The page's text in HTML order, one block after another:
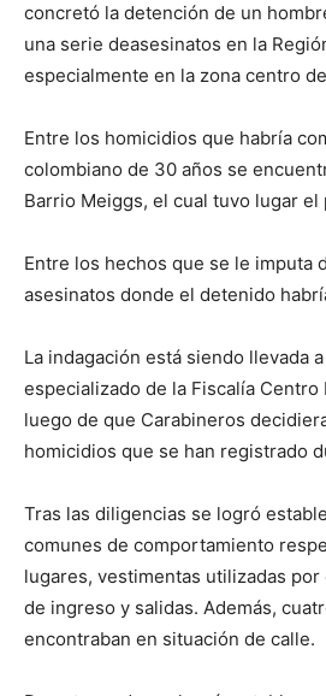
concretó la detención de un
una serie deasesinatos en la
especialmente en la zona centro
Entre los homicidios que habría
colombiano de 30 años se
Barrio Meiggs, el cual tuvo lugar el
Entre los hechos que se le imputa
asesinatos donde el detenido
La indagación está siendo llevada
especializado de la Fiscalía
luego de que Carabineros
homicidios que se han registrado
Tras las diligencias se logró
comunes de comportamiento
lugares, vestimentas utilizadas
de ingreso y salidas. Además,
encontraban en situación de calle.